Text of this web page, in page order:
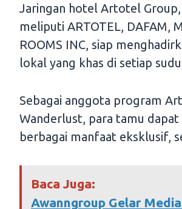
Jaringan hotel Artotel Group,
meliputi ARTOTEL, DAFAM,
ROOMS INC, siap
lokal yang khas di setiap
Sebagai anggota program
Wanderlust, para tamu
berbagai manfaat eksklusif,
Baca Juga:
Awanngroup Gelar